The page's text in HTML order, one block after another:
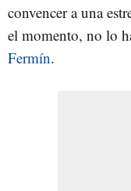
convencer a una
el momento, no lo
Fermín.